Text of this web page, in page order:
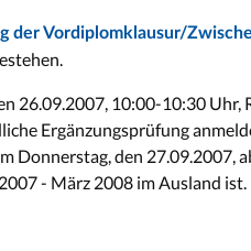
der Vordiplomklausur/
26.09.2007, 10:00-10:30 Uhr,
Ergänzungsprüfung
Donnerstag, den 27.09.2007,
- März 2008 im Ausland ist.